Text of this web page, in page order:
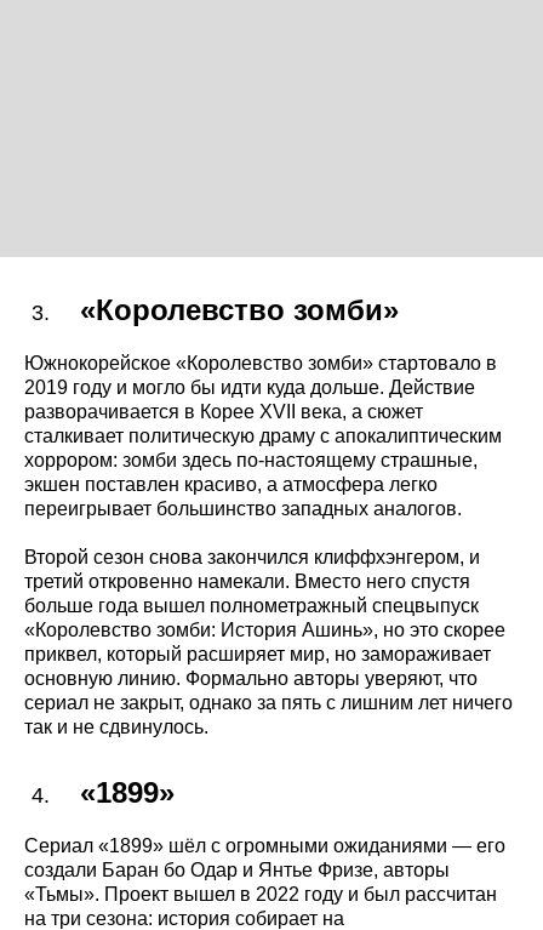
«Королевство зомби»
Южнокорейское «Королевство зомби» стартовало в
2019 году и могло бы идти куда дольше. Действие
разворачивается в Корее XVII века, а сюжет
сталкивает политическую драму с апокалиптическим
хоррором: зомби здесь по-настоящему страшные,
экшен поставлен красиво, а атмосфера легко
переигрывает большинство западных аналогов.
Второй сезон снова закончился клиффхэнгером, и
третий откровенно намекали. Вместо него спустя
больше года вышел полнометражный спецвыпуск
«Королевство зомби: История Ашинь», но это скорее
приквел, который расширяет мир, но замораживает
основную линию. Формально авторы уверяют, что
сериал не закрыт, однако за пять с лишним лет ничего
так и не сдвинулось.
«1899»
Сериал «1899» шёл с огромными ожиданиями — его
создали Баран бо Одар и Янтье Фризе, авторы
«Тьмы». Проект вышел в 2022 году и был рассчитан
на три сезона: история собирает на